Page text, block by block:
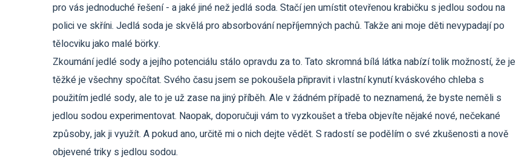
pro vás jednoduché řešení - a jaké jiné než jedlá soda. Stačí jen umístit otevřenou krabičku s jedlou sodou na
polici ve skříni. Jedlá soda je skvělá pro absorbování nepříjemných pachů. Takže ani moje děti nevypadají po
tělocviku jako malé börky.
Zkoumání jedlé sody a jejího potenciálu stálo opravdu za to. Tato skromná bílá látka nabízí tolik možností, že je
těžké je všechny spočítat. Svého času jsem se pokoušela připravit i vlastní kynutí kváskového chleba s
použitím jedlé sody, ale to je už zase na jiný příběh. Ale v žádném případě to neznamená, že byste neměli s
jedlou sodou experimentovat. Naopak, doporučuji vám to vyzkoušet a třeba objevíte nějaké nové, nečekané
způsoby, jak ji využít. A pokud ano, určitě mi o nich dejte vědět. S radostí se podělím o své zkušenosti a nově
objevené triky s jedlou sodou.